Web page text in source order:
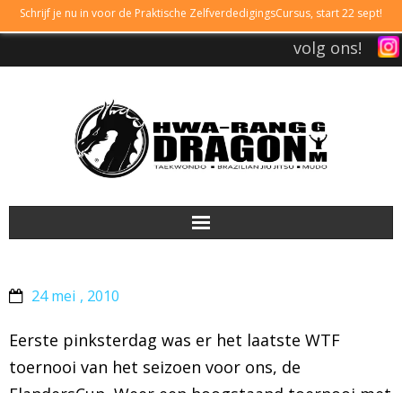
Schrijf je nu in voor de Praktische ZelfverdedigingsCursus, start 22 sept!
volg ons!
LESTIJDEN
LIDMAATSCHAP
24 mei , 2010
Eerste pinksterdag was er het laatste WTF
toernooi van het seizoen voor ons, de